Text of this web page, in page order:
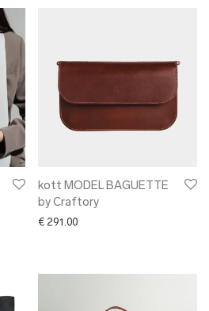
kott MODEL BAGUETTE
by Craftory
€ 291.00